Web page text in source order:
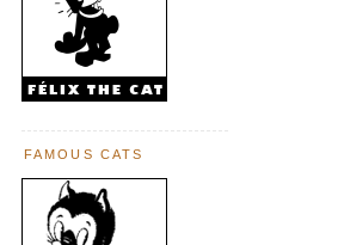
FAMOUS CATS